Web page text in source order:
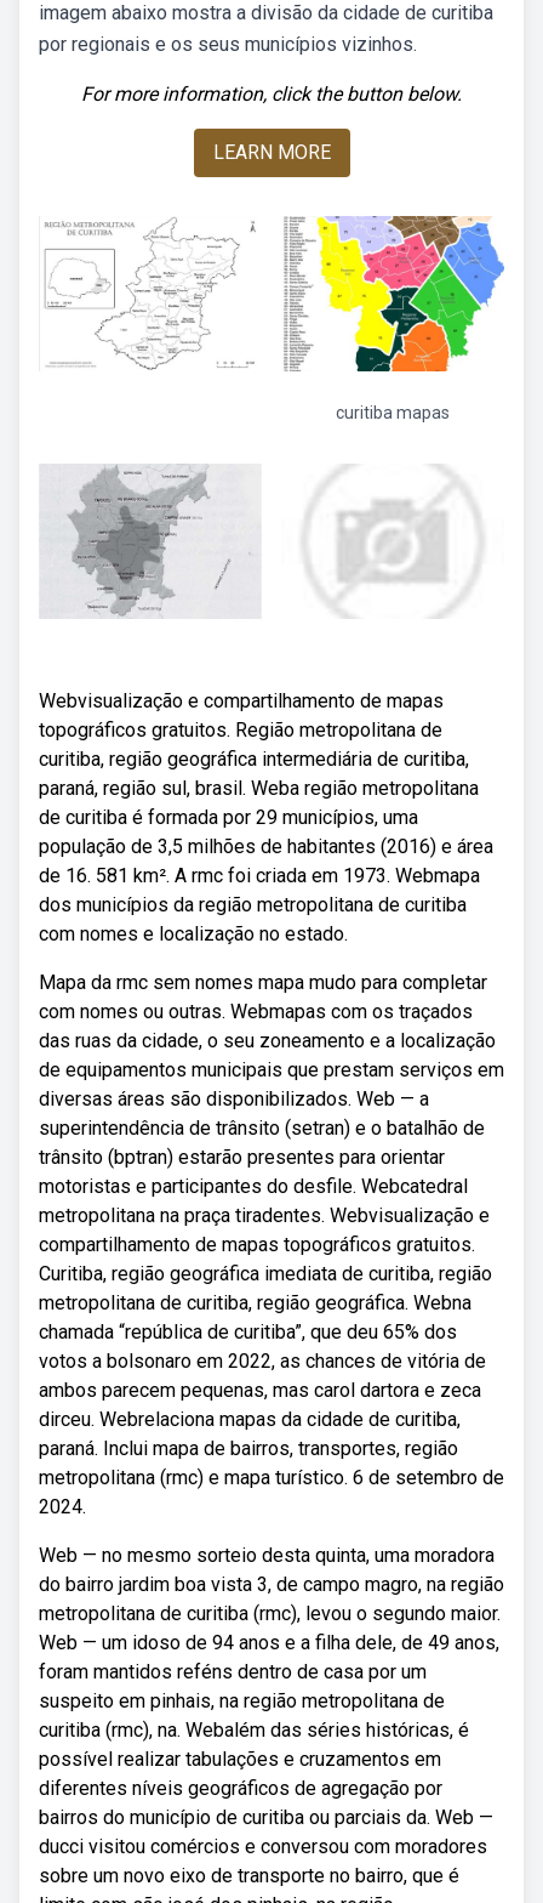
imagem abaixo mostra a divisão da cidade de curitiba
por regionais e os seus municípios vizinhos.
For more information, click the button below.
LEARN MORE
curitiba mapas
Webvisualização e compartilhamento de mapas
topográficos gratuitos. Região metropolitana de
curitiba, região geográfica intermediária de curitiba,
paraná, região sul, brasil. Weba região metropolitana
de curitiba é formada por 29 municípios, uma
população de 3,5 milhões de habitantes (2016) e área
de 16. 581 km². A rmc foi criada em 1973. Webmapa
dos municípios da região metropolitana de curitiba
com nomes e localização no estado.
Mapa da rmc sem nomes mapa mudo para completar
com nomes ou outras. Webmapas com os traçados
das ruas da cidade, o seu zoneamento e a localização
de equipamentos municipais que prestam serviços em
diversas áreas são disponibilizados. Web — a
superintendência de trânsito (setran) e o batalhão de
trânsito (bptran) estarão presentes para orientar
motoristas e participantes do desfile. Webcatedral
metropolitana na praça tiradentes. Webvisualização e
compartilhamento de mapas topográficos gratuitos.
Curitiba, região geográfica imediata de curitiba, região
metropolitana de curitiba, região geográfica. Webna
chamada “república de curitiba”, que deu 65% dos
votos a bolsonaro em 2022, as chances de vitória de
ambos parecem pequenas, mas carol dartora e zeca
dirceu. Webrelaciona mapas da cidade de curitiba,
paraná. Inclui mapa de bairros, transportes, região
metropolitana (rmc) e mapa turístico. 6 de setembro de
2024.
Web — no mesmo sorteio desta quinta, uma moradora
do bairro jardim boa vista 3, de campo magro, na região
metropolitana de curitiba (rmc), levou o segundo maior.
Web — um idoso de 94 anos e a filha dele, de 49 anos,
foram mantidos reféns dentro de casa por um
suspeito em pinhais, na região metropolitana de
curitiba (rmc), na. Webalém das séries históricas, é
possível realizar tabulações e cruzamentos em
diferentes níveis geográficos de agregação por
bairros do município de curitiba ou parciais da. Web —
ducci visitou comércios e conversou com moradores
sobre um novo eixo de transporte no bairro, que é